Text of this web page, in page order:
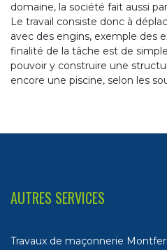
domaine, la société fait aussi
Le travail consiste donc à
avec des engins, exemple des
finalité de la tâche est de
pouvoir y construire une
encore une piscine, selon les
AUTRES SERVICES
Travaux de maçonnerie